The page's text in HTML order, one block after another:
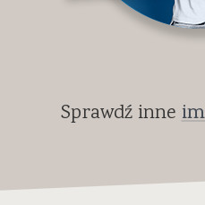
Sprawdź inne